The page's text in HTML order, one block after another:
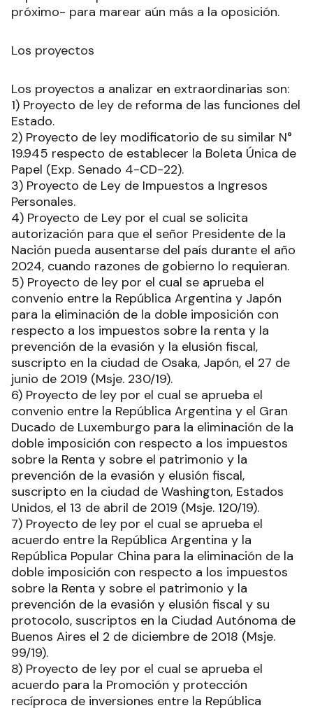
próximo- para marear aún más a la oposición.
Los proyectos
Los proyectos a analizar en extraordinarias son:
1) Proyecto de ley de reforma de las funciones del
Estado.
2) Proyecto de ley modificatorio de su similar N°
19.945 respecto de establecer la Boleta Única de
Papel (Exp. Senado 4-CD-22).
3) Proyecto de Ley de Impuestos a Ingresos
Personales.
4) Proyecto de Ley por el cual se solicita
autorización para que el señor Presidente de la
Nación pueda ausentarse del país durante el año
2024, cuando razones de gobierno lo requieran.
5) Proyecto de ley por el cual se aprueba el
convenio entre la República Argentina y Japón
para la eliminación de la doble imposición con
respecto a los impuestos sobre la renta y la
prevención de la evasión y la elusión fiscal,
suscripto en la ciudad de Osaka, Japón, el 27 de
junio de 2019 (Msje. 230/19).
6) Proyecto de ley por el cual se aprueba el
convenio entre la República Argentina y el Gran
Ducado de Luxemburgo para la eliminación de la
doble imposición con respecto a los impuestos
sobre la Renta y sobre el patrimonio y la
prevención de la evasión y elusión fiscal,
suscripto en la ciudad de Washington, Estados
Unidos, el 13 de abril de 2019 (Msje. 120/19).
7) Proyecto de ley por el cual se aprueba el
acuerdo entre la República Argentina y la
República Popular China para la eliminación de la
doble imposición con respecto a los impuestos
sobre la Renta y sobre el patrimonio y la
prevención de la evasión y elusión fiscal y su
protocolo, suscriptos en la Ciudad Autónoma de
Buenos Aires el 2 de diciembre de 2018 (Msje.
99/19).
8) Proyecto de ley por el cual se aprueba el
acuerdo para la Promoción y protección
recíproca de inversiones entre la República